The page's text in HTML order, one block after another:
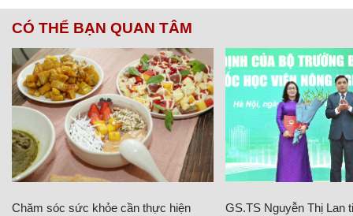
CÓ THỂ BẠN QUAN TÂM
Chăm sóc sức khỏe cần thực hiện GS.TS Nguyễn Thị Lan